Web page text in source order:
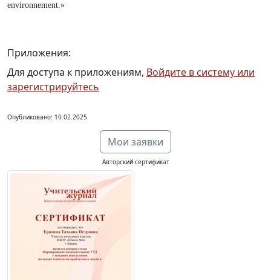
environnement.»
Приложения:
Для доступа к приложениям, Войдите в систему или
зарегистрируйтесь
Опубликовано: 10.02.2025
Мои заявки
Авторский сертификат